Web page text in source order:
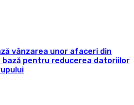
vânzarea unor afaceri din
pentru reducerea datoriilor